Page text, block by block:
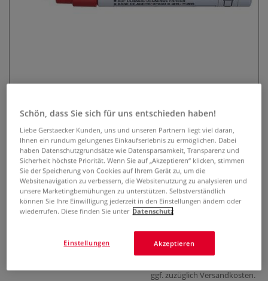
UNI PAINT Lackmarker PX-30
0 Bewertungen
Der UNI PAINT Lackmarker PX-30 hat eine breite,
abgeschrägte Spitze. Strichstärke 4 mm – 8,5 mm. Für
nahezu alle Oberflächen geeignet, wasserfest und lichtecht.
Farbe verläuft und verblasst nicht.
Mehr
ggf. zuzüglich Versandkosten.
Schön, dass Sie sich für uns entschieden haben!
Liebe Gerstaecker Kunden, uns und unseren Partnern liegt viel daran,
Ihnen ein rundum gelungenes Einkaufserlebnis zu ermöglichen. Dabei
haben Datenschutzgrundsätze wie Datensparsamkeit, Transparenz und
Sicherheit höchste Priorität. Wenn Sie auf „Akzeptieren“ klicken, stimmen
Sie der Speicherung von Cookies auf Ihrem Gerät zu, um die
Websitenavigation zu verbessern, die Websitenutzung zu analysieren und
unsere Marketingbemühungen zu unterstützen. Selbstverständlich
können Sie Ihre Einwilligung jederzeit in den Einstellungen ändern oder
wiederrufen. Diese finden Sie unter Datenschutz
Akzeptieren
Einstellungen